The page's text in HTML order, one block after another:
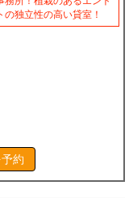
独立性の高い貸室！
予約